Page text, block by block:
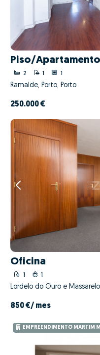
Piso/Apartamento
2 1 1
Ramalde, Porto, Porto
250.000 €
Oficina
1 1
Lordelo do Ouro e
850 €/ mes
EMPREENDIMENTO MARTIM